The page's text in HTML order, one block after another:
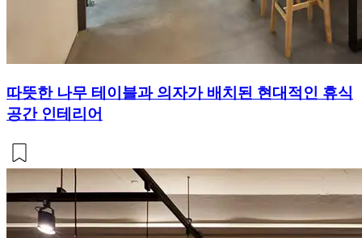
따뜻한 나무 테이블과 의자가 배치된 현대적인 휴식
공간 인테리어